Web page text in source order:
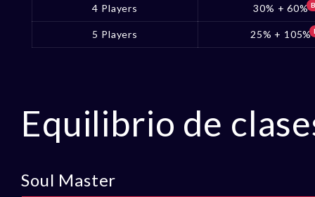
4 Players 30% + 60%
5 Players 25% + 105%
Equilibrio de
Soul Master